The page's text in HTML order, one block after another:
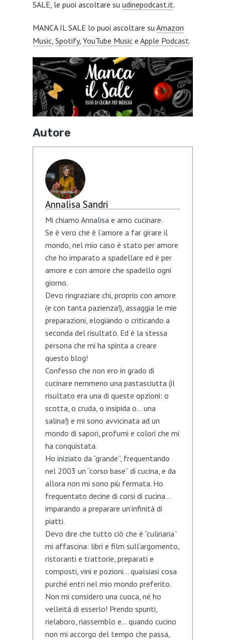
SALE, le puoi ascoltare su udinepodcast.it.
MANCA IL SALE lo puoi ascoltare suAmazon
Music, Spotify, YouTube Musice Apple Podcast.
Autore
Annalisa Sandri
Mi chiamo Annalisa e amo cucinare.
Se è vero che è l’amore a far girare il
mondo, nel mio caso è stato per amore
che ho imparato a spadellare ed è per
amore e con amore che spadello ogni
giorno.
Devo ringraziare chi, proprio con amore
(e con tanta pazienza!), assaggia le mie
preparazioni, elogiando o criticando a
seconda del risultato. Ed è la stessa
persona che mi ha spinta a creare
questo blog!
Confesso che non ero in grado di
cucinare nemmeno una pastasciutta (il
risultato era una di queste opzioni: o
scotta, o cruda, o insipida o… una
salina!) e mi sono avvicinata ad un
mondo di sapori, profumi e colori che mi
ha conquistata.
Ho iniziato da “grande”, frequentando
nel 2003 un “corso base” di cucina, e da
allora non mi sono più fermata. Ho
frequentato decine di corsi di cucina…
imparando a preparare un’infinità di
piatti.
Devo dire che tutto ciò che è “culinaria”
mi affascina: libri e film sull’argomento,
ristoranti e trattorie, preparati e
composti, vini e pozioni… qualsiasi cosa
purché entri nel mio mondo preferito.
Non mi considero una cuoca, né ho
velleità di esserlo! Prendo spunti,
rielaboro, riassemblo e… quando cucino
non mi accorgo del tempo che passa,